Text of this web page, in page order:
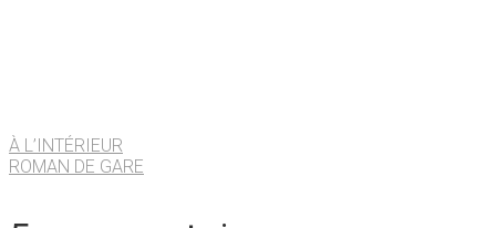
À L’INTÉRIEUR
ROMAN DE GARE